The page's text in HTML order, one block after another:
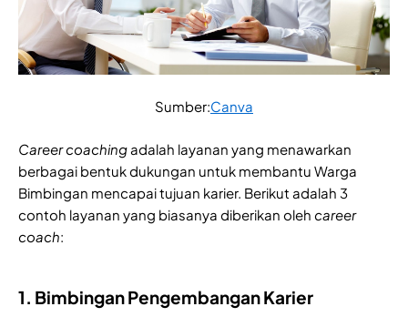
Sumber:Canva
Career coachingadalah layanan yang menawarkan
berbagai bentuk dukungan untuk membantu Warga
Bimbingan mencapai tujuan karier. Berikut adalah 3
contoh layanan yang biasanya diberikan oleh career
coach:
1. Bimbingan Pengembangan Karier